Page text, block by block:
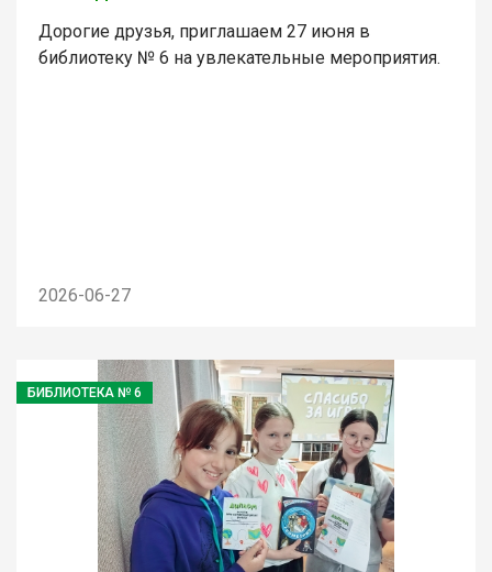
Дорогие друзья, приглашаем 27 июня в
библиотеку № 6 на увлекательные мероприятия.
2026-06-27
БИБЛИОТЕКА № 6